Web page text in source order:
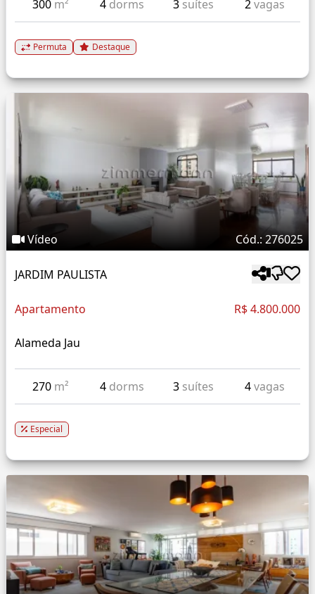
300 m² 4 dorms 3 suítes 2vagas
Permuta Destaque
Vídeo Cód.: 276025
JARDIM PAULISTA
Apartamento R$ 4.800.000
Alameda Jau
270 m² 4 dorms 3 suítes 4vagas
Especial